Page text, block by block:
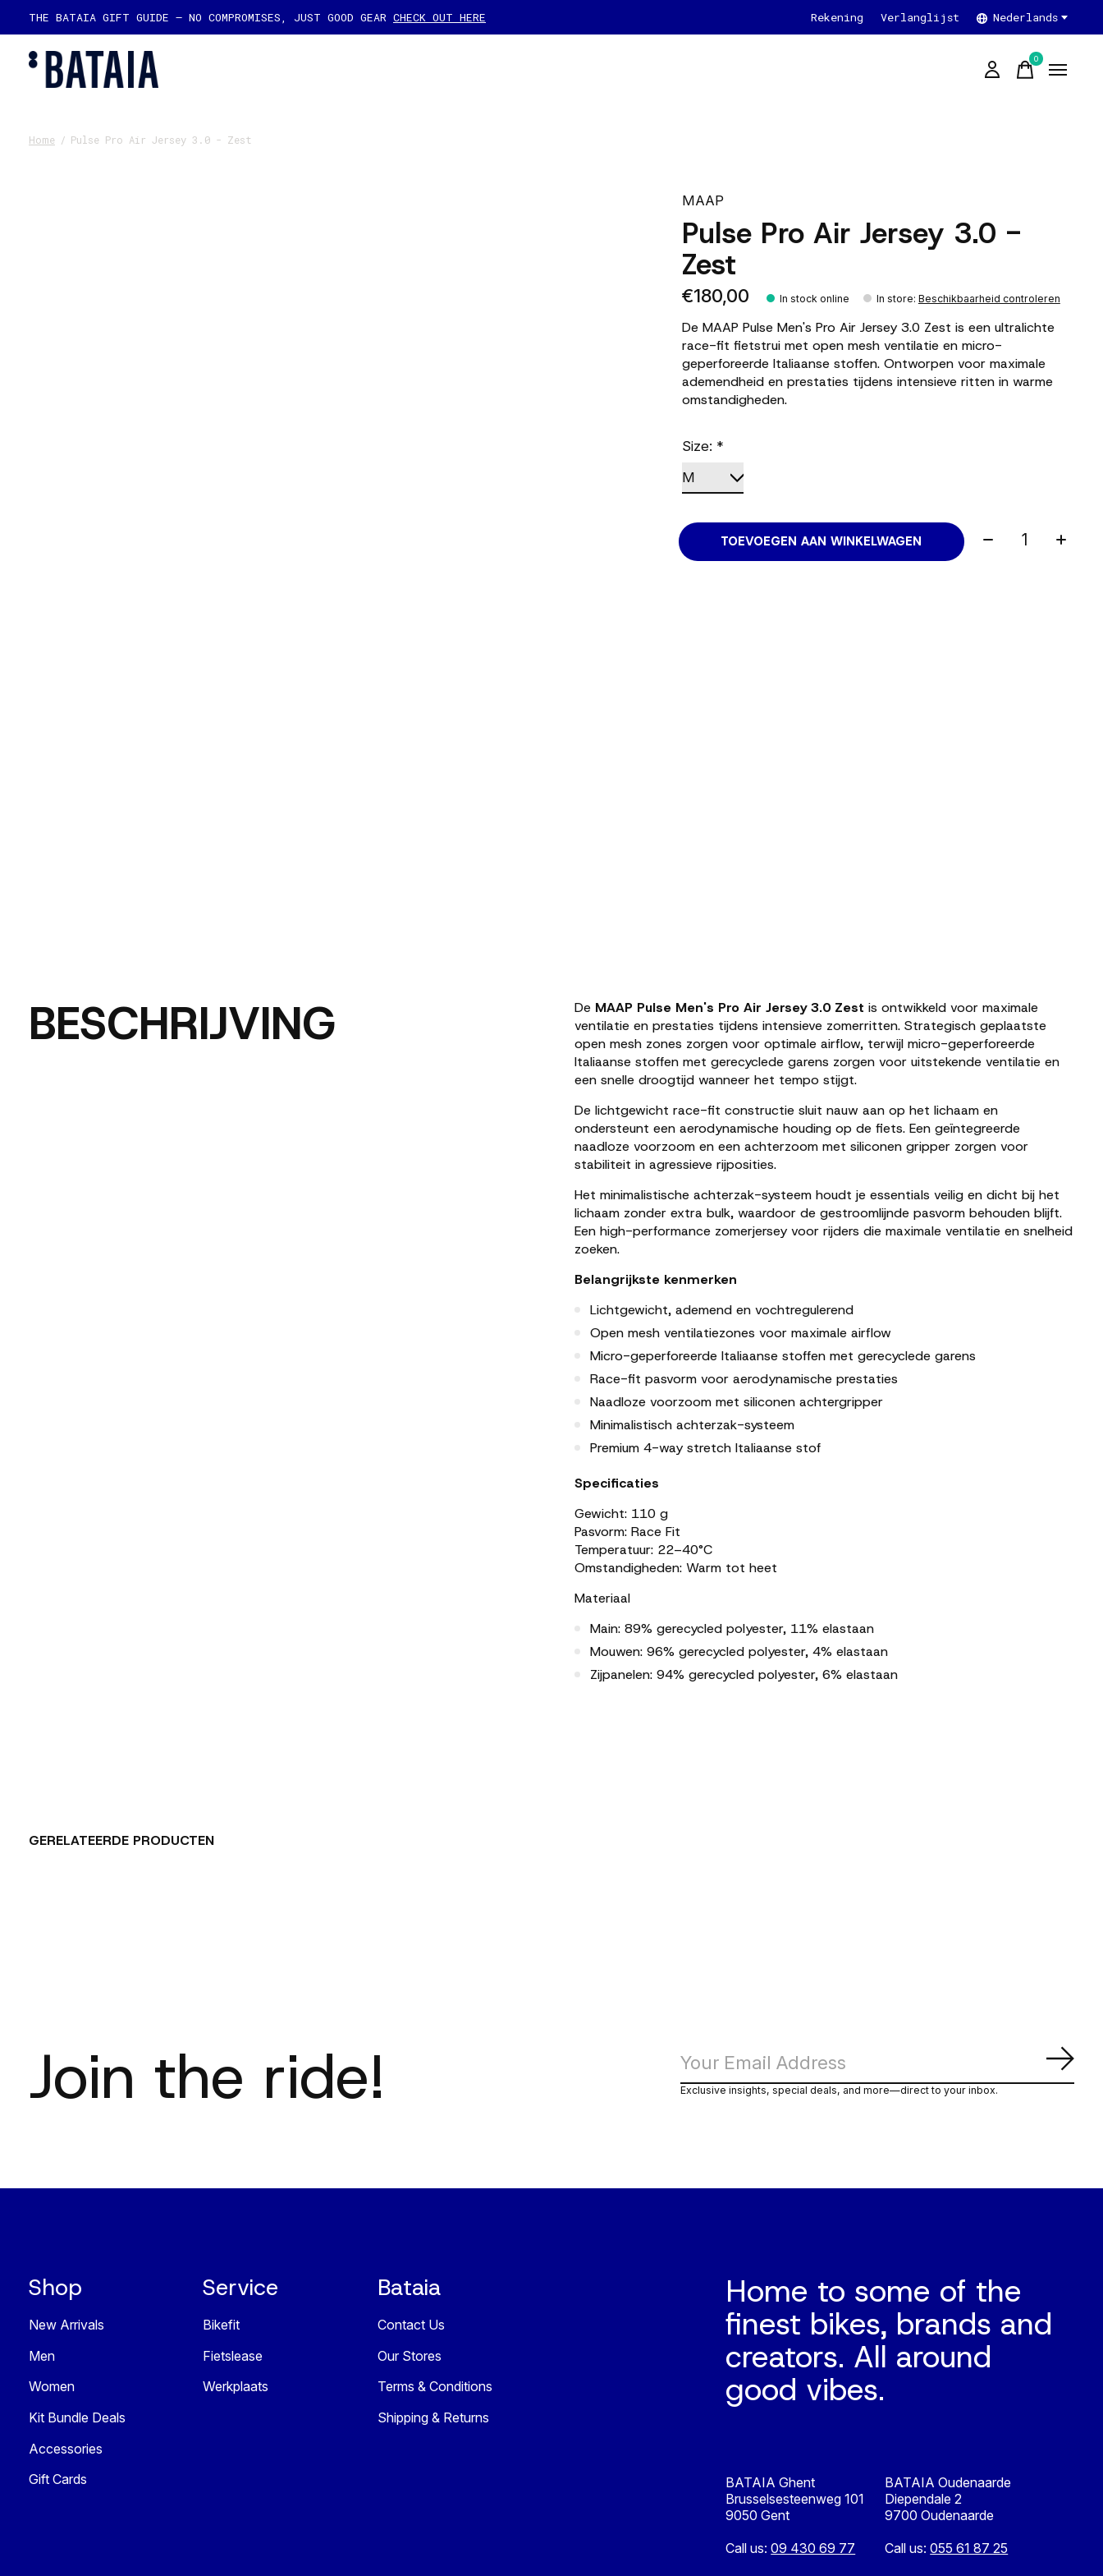
THE BATAIA GIFT GUIDE — NO COMPROMISES, JUST GOOD GEAR CHECK OUT HERE Rekening Verlanglijst Nederlands
0items
Home / Pulse Pro Air Jersey 3.0 - Zest
MAAP
Pulse Pro Air Jersey 3.0 -
Zest
€180,00 In stock online In store: Beschikbaarheid controleren
De MAAP Pulse Men's Pro Air Jersey 3.0 Zest is een ultralichte
race-fit fietstrui met open mesh ventilatie en micro-
geperforeerde Italiaanse stoffen. Ontworpen voor maximale
ademendheid en prestaties tijdens intensieve ritten in warme
omstandigheden.
Size: *
TOEVOEGEN AAN WINKELWAGEN Aantal:
BESCHRIJVING De MAAP Pulse Men's Pro Air Jersey 3.0 Zest is ontwikkeld voor maximale
ventilatie en prestaties tijdens intensieve zomerritten. Strategisch geplaatste
open mesh zones zorgen voor optimale airflow, terwijl micro-geperforeerde
Italiaanse stoffen met gerecyclede garens zorgen voor uitstekende ventilatie en
een snelle droogtijd wanneer het tempo stijgt.
De lichtgewicht race-fit constructie sluit nauw aan op het lichaam en
ondersteunt een aerodynamische houding op de fiets. Een geïntegreerde
naadloze voorzoom en een achterzoom met siliconen gripper zorgen voor
stabiliteit in agressieve rijposities.
Het minimalistische achterzak-systeem houdt je essentials veilig en dicht bij het
lichaam zonder extra bulk, waardoor de gestroomlijnde pasvorm behouden blijft.
Een high-performance zomerjersey voor rijders die maximale ventilatie en snelheid
zoeken.
Belangrijkste kenmerken
Lichtgewicht, ademend en vochtregulerend
Open mesh ventilatiezones voor maximale airflow
Micro-geperforeerde Italiaanse stoffen met gerecyclede garens
Race-fit pasvorm voor aerodynamische prestaties
Naadloze voorzoom met siliconen achtergripper
Minimalistisch achterzak-systeem
Premium 4-way stretch Italiaanse stof
Specificaties
Gewicht: 110 g
Pasvorm: Race Fit
Temperatuur: 22–40°C
Omstandigheden: Warm tot heet
Materiaal
Main: 89% gerecycled polyester, 11% elastaan
Mouwen: 96% gerecycled polyester, 4% elastaan
Zijpanelen: 94% gerecycled polyester, 6% elastaan
GERELATEERDE PRODUCTEN
Join the ride! Exclusive insights, special deals, and more—direct to your inbox.
Shop
New Arrivals
Men
Women
Kit Bundle Deals
Accessories
Gift Cards
Service
Bikefit
Fietslease
Werkplaats
Bataia
Contact Us
Our Stores
Terms & Conditions
Shipping & Returns
Home to some of the
finest bikes, brands and
creators. All around
good vibes.
BATAIA Ghent
Brusselsesteenweg 101
9050 Gent
Call us:09 430 69 77
BATAIA Oudenaarde
Diependale 2
9700 Oudenaarde
Call us:055 61 87 25